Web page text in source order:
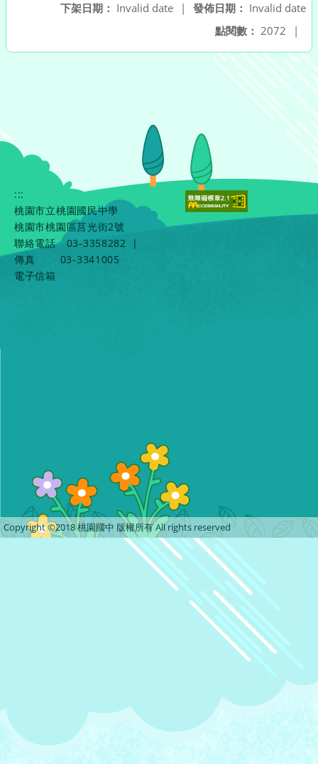
發佈日期： Invalid date
下架日期： Invalid date
|
點閱數： 2072 |
:::
桃園市立桃園國民中學
桃園市桃園區莒光街2號
聯絡電話
03-3358282
|
傳真
03-3341005
電子信箱
Copyright ©2018 桃園國中 版權所有 All rights reserved